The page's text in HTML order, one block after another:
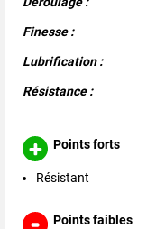
Finesse :
Lubrification :
Résistance :
Points forts
Résistant
Points faibles